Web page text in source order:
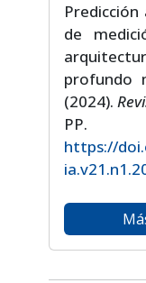
de
profundo
(2024).
https://